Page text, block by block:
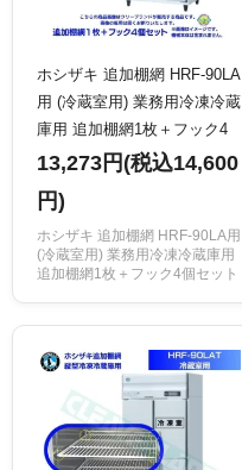
ホシザキ 追加棚網 HRF-90LA
用 (冷蔵室用) 業務用冷凍冷蔵
庫用 追加棚網1枚＋フック4
個セット
13,273円(税込14,600
円)
ホシザキ 追加棚網 HRF-90LA用
(冷蔵室用) 業務用冷凍冷蔵庫用
追加棚網1枚＋フック4個セット